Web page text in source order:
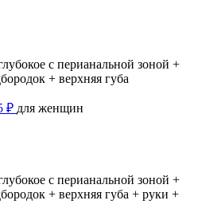
с перианальной зоной +
+ верхняя губа
₽ для женщин
с перианальной зоной +
+ верхняя губа + руки +